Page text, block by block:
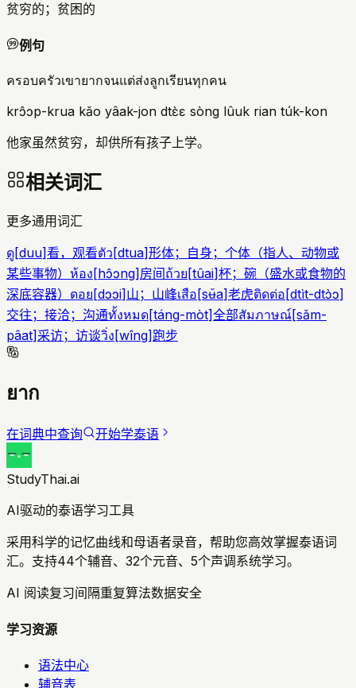
贫穷的；贫困的
例句
ครอบครัวเขายากจนแต่ส่งลูกเรียนทุกคน
krɔ̂ɔp-krua kǎo yâak-jon dtɛ̀ɛ sòng lûuk rian túk-kon
他家虽然贫穷，却供所有孩子上学。
相关词汇
更多通用词汇
ดู[duu]看，观看ตัว[dtua]形体；自身；个体（指人、动物或
某些事物） ห้อง[hɔ̂ɔng]房间ถ้วย[tûai]杯；碗（盛水或食物的
深底容器） ดอย[dɔɔi]山；山峰เสือ[sʉ̌a]老虎ติดต่อ[dtìt-dtɔ̀ɔ]
交往；接洽；沟通ทั้งหมด[táng-mòt]全部สัมภาษณ์[sǎm-
pâat]采访；访谈วิ่ง[wîng]跑步
ยาก
在词典中查询 开始学泰语
StudyThai.ai
AI驱动的泰语学习工具
采用科学的记忆曲线和母语者录音，帮助您高效掌握泰语词
汇。支持44个辅音、32个元音、5个声调系统学习。
AI 阅读复习间隔重复算法数据安全
学习资源
语法中心
辅音表